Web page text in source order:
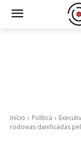
Início Política
rodovias danificadas